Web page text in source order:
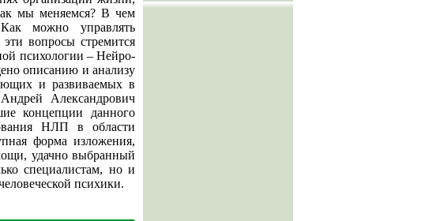
мы меняемся? В чем
Как можно управлять
вопросы стремится
психологии – Нейро-
описанию и анализу
и развиваемых в
Александрович
концепции данного
НЛП в области
форма изложения,
удачно выбранный
специалистам, но и
психики.